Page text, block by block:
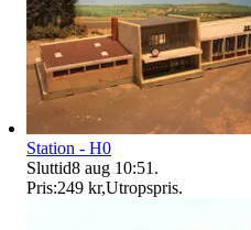
Station - H0
Sluttid8 aug 10:51 .
Pris:249 kr,Utropspris.